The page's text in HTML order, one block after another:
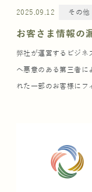
2025.09.12 その他
お客さま情報の
弊社が運営するビジネ
へ悪意のある第三者に
れた一部のお客様にフ